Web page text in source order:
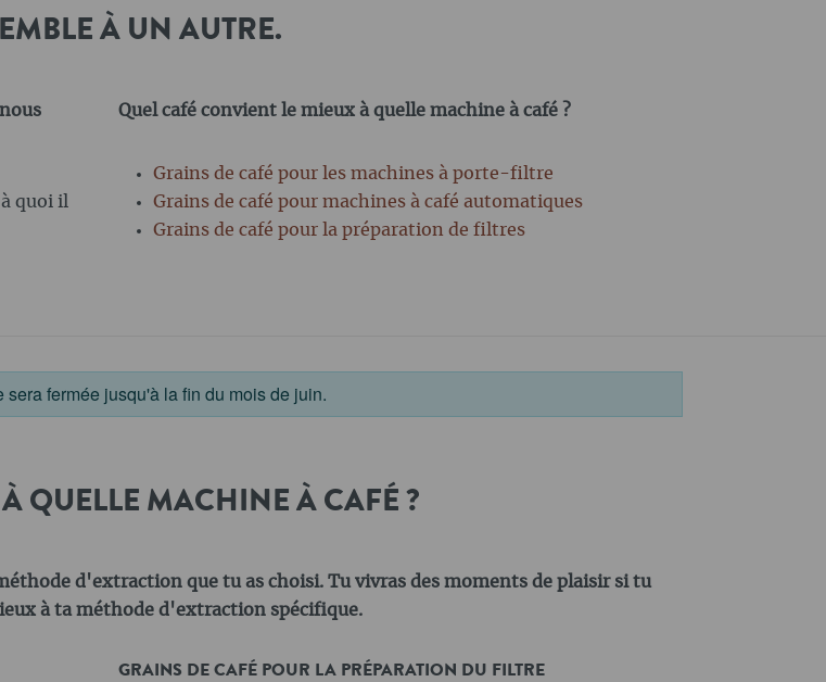
À UN AUTRE.
quoi il
Quel café convient le mieux à quelle machine à café ?
Grains de café pour les machines à porte-filtre
Grains de café pour machines à café automatiques
Grains de café pour la préparation de filtres
sera fermée jusqu'à la fin du mois de juin.
QUELLE MACHINE À CAFÉ ?
d'extraction que tu as choisi. Tu vivras des moments de plaisir si tu
à ta méthode d'extraction spécifique.
GRAINS DE CAFÉ POUR LA PRÉPARATION DU FILTRE